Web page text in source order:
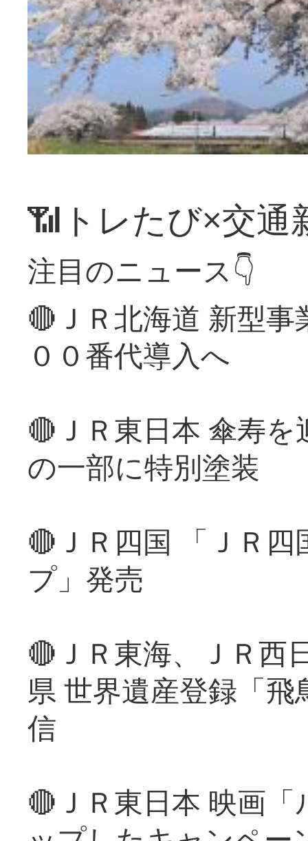
📶トレたび×交通
注目のニュース👇
🔴ＪＲ北海道 新型
００番代導入へ
🔴ＪＲ東日本 傘寿
の一部に特別塗装
🔴ＪＲ四国 「ＪＲ
プ」発売
🔴ＪＲ東海、ＪＲ西
県 世界遺産登録「
信
🔴ＪＲ東日本 映画